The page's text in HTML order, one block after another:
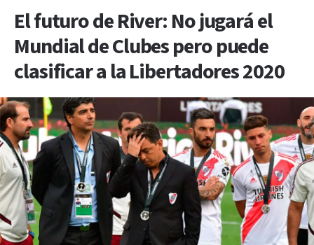
El futuro de River: No jugará el
Mundial de Clubes pero puede
clasificar a la Libertadores 2020